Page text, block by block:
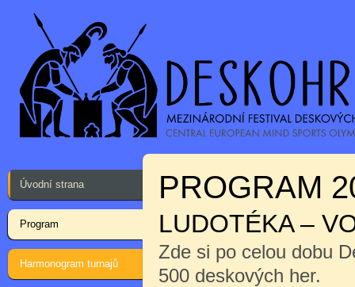
Úvodní strana
Program
Harmonogram turnajů
PROGRAM
LUDOTÉKA –
Zde si po celou dobu
500 deskových her.